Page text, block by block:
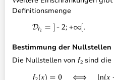
Definitionsmenge
Bestimmung der Nullstellen
Die Nullstellen von
sind die